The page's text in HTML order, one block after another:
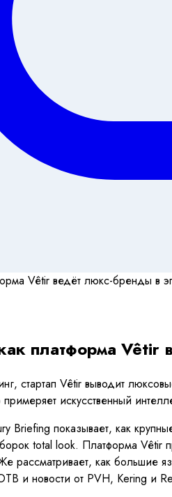
платформа Vêtir
стартап Vêtir выводит
искусственный
Briefing показывает, как
total look. Платформа Vêtir
рассматривает, как большие
и новости от PVH, Kering и